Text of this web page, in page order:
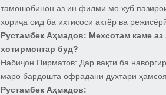
тамошобинон аз ин филми мо хуб
хориҷа оид ба ихтисоси актёр ва
Рустамбек Аҳмадов: Мехсотам каме
хотирмонтар буд?
Набиҷон Пирматов: Дар вақти ба
маро бардошта офрадани духтари
Рустамбек Аҳмадов: